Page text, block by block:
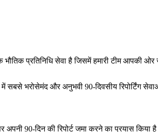
प्रतिनिधि सेवा है जिसमें हमारी टीम आपकी
सबसे भरोसेमंद और अनुभवी 90-दिवसीय रिपोर्टिंग
90‑दिन की रिपोर्ट जमा करने का प्रयास किया